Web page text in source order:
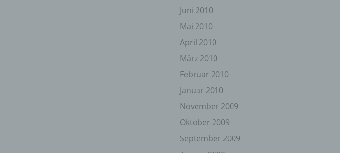
Juni 2010
Mai 2010
April 2010
März 2010
Februar 2010
Januar 2010
November 2009
Oktober 2009
September 2009